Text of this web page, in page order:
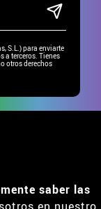
S.L.) para enviarte
a terceros. Tienes
otros derechos
saber las